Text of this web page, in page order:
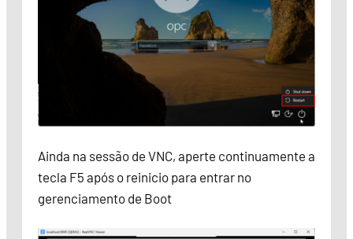
Ainda na sessão de VNC, aperte continuamente a
tecla F5 após o reinicio para entrar no
gerenciamento de Boot